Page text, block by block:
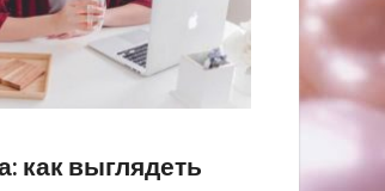
как выглядеть